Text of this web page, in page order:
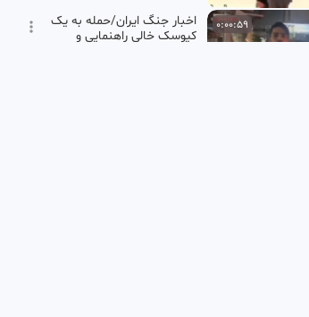
0:00:59
اخبار جنگ ایران/حمله به یک
کیوسک خالی راهنمایی و